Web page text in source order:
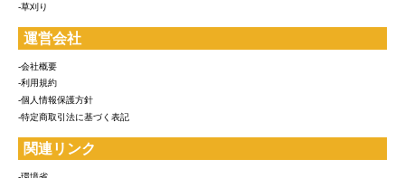
-草刈り
運営会社
-会社概要
-利用規約
-個人情報保護方針
-特定商取引法に基づく表記
関連リンク